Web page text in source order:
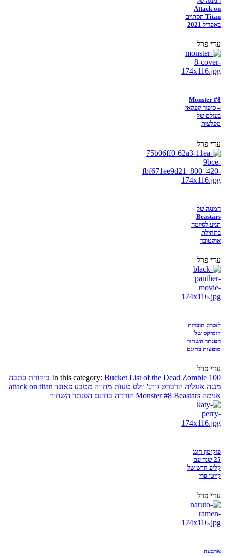
Attack on
Titan תסתיים
באפריל 2021
עדי פרל
Monster #8
– סיפור קפקאי
בעולם של
מפלצות
עדי פרל
המנגה של
Beastars
תגיע לסיומה
בתחילת
אוקטובר
עדי פרל
לזכרו: חוברות
קומיקס של
הפנתר השחור
מופצות בחינם
עדי פרל
In this category: Bucket List of the Dead Zombie 100 ביקורת כתבה
מנגה אנגליה הרברט גורג' וולס טעות מחווה מטבע פאונד attack on titan
אנימה
Monster #8 Beastars הורדה בחינם הפנתר השחור
פוקימון חוגג
25 שנה עם
קליפ חדש של
קייטי פרי
עדי פרל
ארבעה